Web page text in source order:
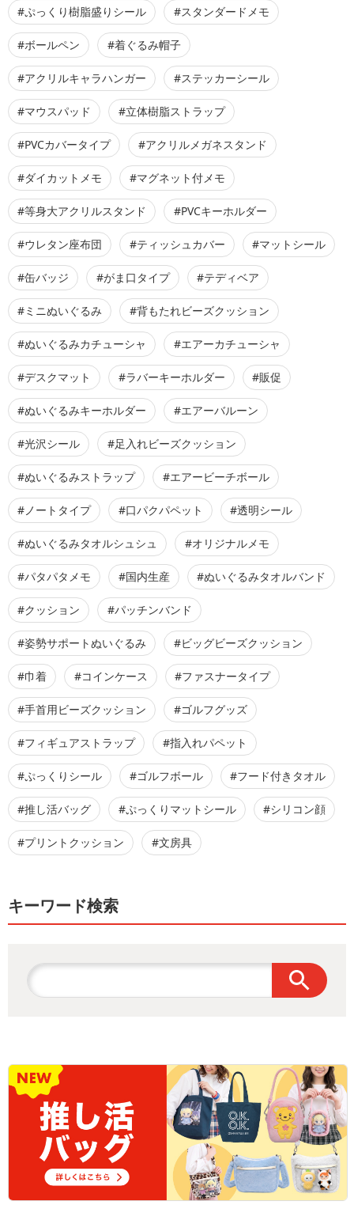
#ぷっくり樹脂盛りシール #スタンダードメモ
#ボールペン #着ぐるみ帽子
#アクリルキャラハンガー #ステッカーシール
#マウスパッド #立体樹脂ストラップ
#PVCカバータイプ #アクリルメガネスタンド
#ダイカットメモ #マグネット付メモ
#等身大アクリルスタンド #PVCキーホルダー
#ウレタン座布団 #ティッシュカバー #マットシール
#缶バッジ #がま口タイプ #テディベア
#ミニぬいぐるみ #背もたれビーズクッション
#ぬいぐるみカチューシャ #エアーカチューシャ
#デスクマット #ラバーキーホルダー #販促
#ぬいぐるみキーホルダー #エアーバルーン
#光沢シール #足入れビーズクッション
#ぬいぐるみストラップ #エアービーチボール
#ノートタイプ #口パクパペット #透明シール
#ぬいぐるみタオルシュシュ #オリジナルメモ
#パタパタメモ #国内生産 #ぬいぐるみタオルバンド
#クッション #パッチンバンド
#姿勢サポートぬいぐるみ #ビッグビーズクッション
#巾着 #コインケース #ファスナータイプ
#手首用ビーズクッション #ゴルフグッズ
#フィギュアストラップ #指入れパペット
#ぷっくりシール #ゴルフボール #フード付きタオル
#推し活バッグ #ぷっくりマットシール #シリコン顔
#プリントクッション #文房具
キーワード検索